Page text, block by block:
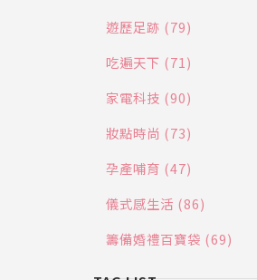
遊歷足跡 (79)
吃遍天下 (71)
家電科技 (90)
妝點時尚 (73)
孕產哺育 (47)
儀式感生活 (86)
籌備婚禮百寶袋 (69)